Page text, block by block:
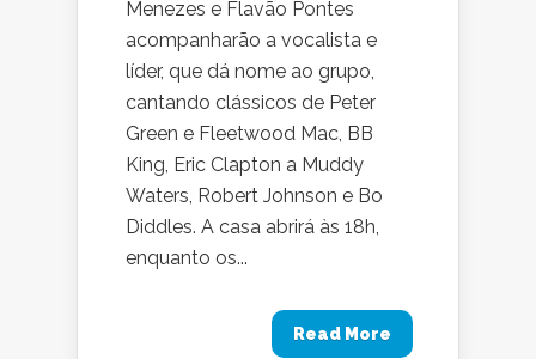
Menezes e Flavão Pontes
acompanharão a vocalista e
líder, que dá nome ao grupo,
cantando clássicos de Peter
Green e Fleetwood Mac, BB
King, Eric Clapton a Muddy
Waters, Robert Johnson e Bo
Diddles. A casa abrirá às 18h,
enquanto os...
Read More